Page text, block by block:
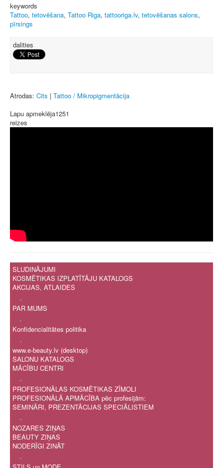
keywords
Tattoo, tetovēšana, Tattoo Riga, tattooriga.lv, tetovēšanas salons,
pīrsings
dalities
Atrodas: Cits | Tattoo / Mikropigmentācija
Lapu apmeklēja1251
reizes
SLUDINĀJUMI
KOSMĒTIKAS IZPLATĪTĀJU KATALOGS
AKCIJAS, ATLAIDES
.
PAR MUMS
.
Konfidencialitātes politika
.
www.e-beauty.lv (desktop)
SALONU KATALOGS
MĀCĪBU CENTRI
.
PROFESIONĀLAS KOSMĒTIKAS ZĪMOLI
PROFESIONĀLĀ APMĀCĪBA pēc profesijām:
SEMINĀRI, PREZENTĀCIJAS SPECIĀLISTIEM
.
NOZARES ZIŅAS
BEAUTY ZIŅAS
NODERĪGI ZINĀT
.